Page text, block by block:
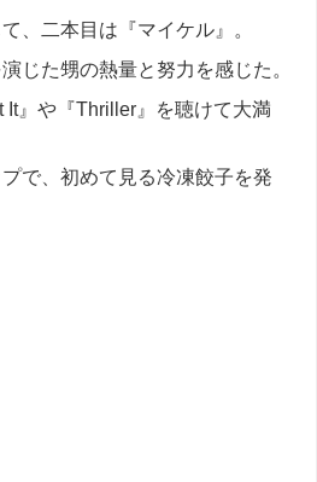
、二本目は『マイケル』。
じた甥の熱量と努力を感じた。
It』や『Thriller』を聴けて大満
で、初めて見る冷凍餃子を発